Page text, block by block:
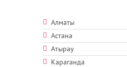
Алматы
Астана
Атырау
Караганда